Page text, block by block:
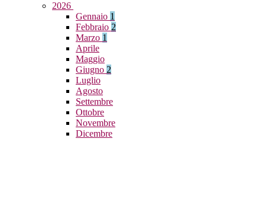
2026
Gennaio 1
Febbraio 2
Marzo 1
Aprile
Maggio
Giugno 2
Luglio
Agosto
Settembre
Ottobre
Novembre
Dicembre